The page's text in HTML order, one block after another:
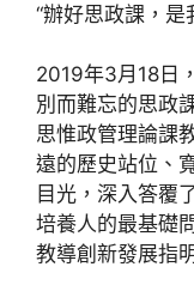
“辦好思政課，是
2019年3月18日
別而難忘的思政
思惟政管理論課
遠的歷史站位、
目光，深入答覆
培養人的最基礎
教導創新發展指